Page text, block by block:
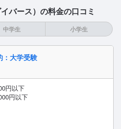
バース）の料金の口コミ
中学生 小学生
：大学受験
円以下
円以下